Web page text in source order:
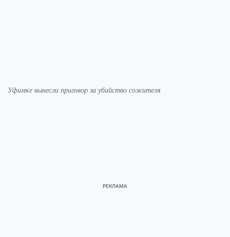
Уфимке вынесли приговор за убийство сожителя